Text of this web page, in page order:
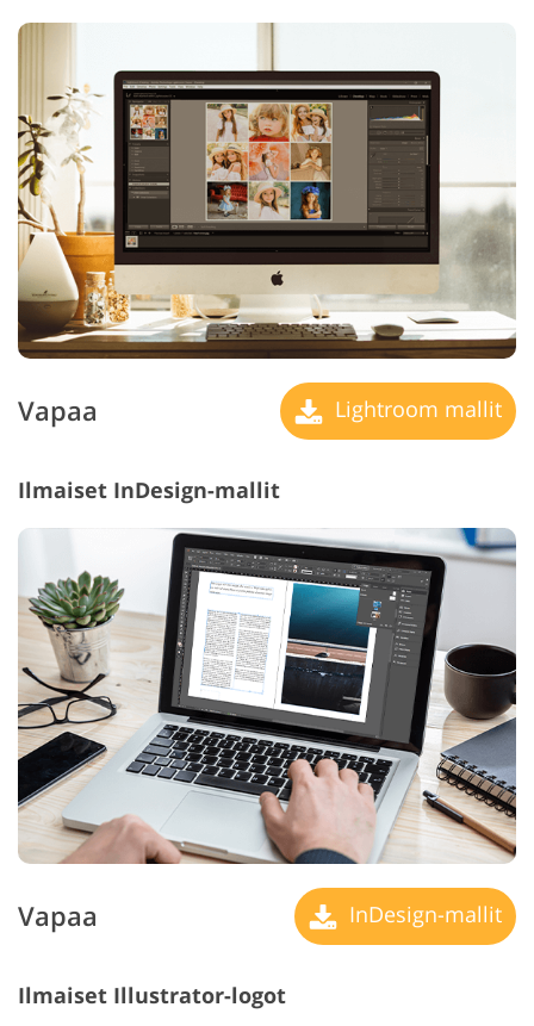
Vapaa Lightroom mallit
Ilmaiset InDesign-mallit
Vapaa InDesign-mallit
Ilmaiset Illustrator-logot